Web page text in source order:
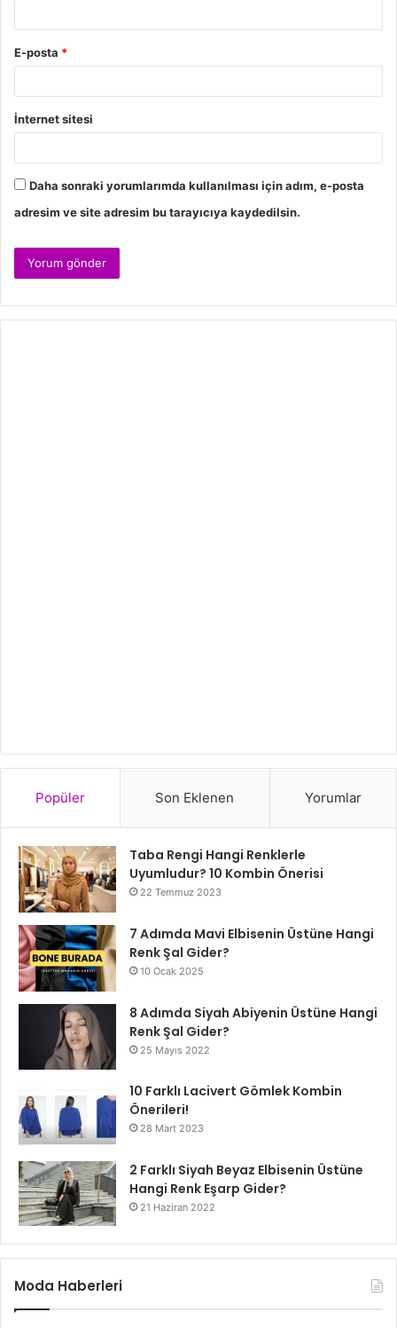
E-posta *
İnternet sitesi
Daha sonraki yorumlarımda kullanılması için adım, e-posta
adresim ve site adresim bu tarayıcıya kaydedilsin.
Popüler Son Eklenen Yorumlar
Taba Rengi Hangi Renklerle
Uyumludur? 10 Kombin Önerisi
22 Temmuz 2023
7 Adımda Mavi Elbisenin Üstüne Hangi
Renk Şal Gider?
10 Ocak 2025
8 Adımda Siyah Abiyenin Üstüne Hangi
Renk Şal Gider?
25 Mayıs 2022
10 Farklı Lacivert Gömlek Kombin
Önerileri!
28 Mart 2023
2 Farklı Siyah Beyaz Elbisenin Üstüne
Hangi Renk Eşarp Gider?
21 Haziran 2022
Moda Haberleri